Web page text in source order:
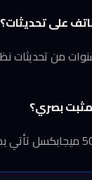
على تحديثات؟
بصري؟